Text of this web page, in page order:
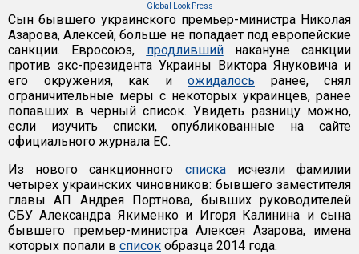
Global Look Press
Сын бывшего украинского премьер-министра Николая
Азарова, Алексей, больше не попадает под европейские
санкции. Евросоюз, продлившийнакануне санкции
против экс-президента Украины Виктора Януковича и
его окружения, как и ожидалось ранее, снял
ограничительные меры с некоторых украинцев, ранее
попавших в черный список. Увидеть разницу можно,
если изучить списки, опубликованные на сайте
официального журнала ЕС.
Из нового санкционного спискаисчезли фамилии
четырех украинских чиновников: бывшего заместителя
главы АП Андрея Портнова, бывших руководителей
СБУ Александра Якименко и Игоря Калинина и сына
бывшего премьер-министра Алексея Азарова, имена
которых попали в список образца 2014 года.